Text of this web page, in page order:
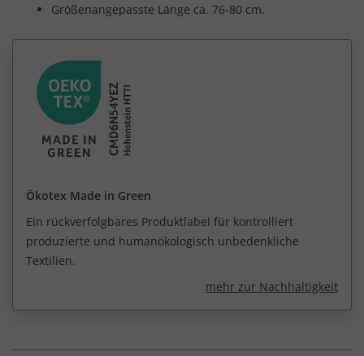
Größenangepasste Länge ca. 76-80 cm.
Ökotex Made in Green
Ein rückverfolgbares Produktlabel für kontrolliert
produzierte und humanökologisch unbedenkliche
Textilien.
mehr zur Nachhaltigkeit